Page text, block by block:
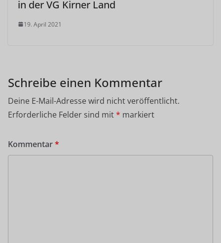
in der VG Kirner Land
19. April 2021
Schreibe einen Kommentar
Deine E-Mail-Adresse wird nicht veröffentlicht.
Erforderliche Felder sind mit* markiert
Kommentar*